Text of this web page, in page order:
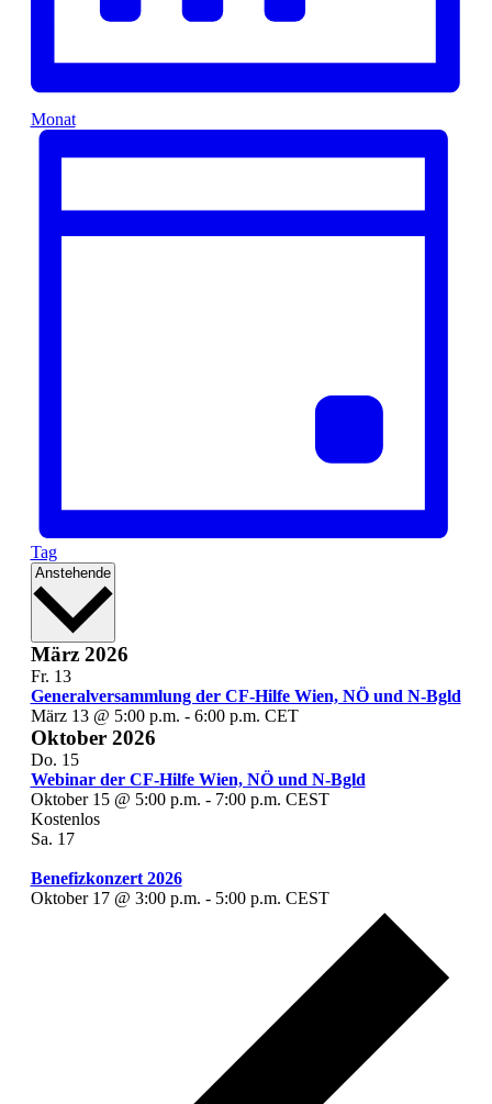
Monat
Tag
Anstehende Datum
März 2026
Fr. 13
Generalversammlung der CF-Hilfe Wien, NÖ und N-Bgld
März 13 @ 5:00 p.m. - 6:00 p.m. CET
Oktober 2026
Do. 15
Webinar der CF-Hilfe Wien, NÖ und N-Bgld
Oktober 15 @ 5:00 p.m. - 7:00 p.m. CEST
Kostenlos
Sa. 17
Benefizkonzert 2026
Oktober 17 @ 3:00 p.m. - 5:00 p.m. CEST